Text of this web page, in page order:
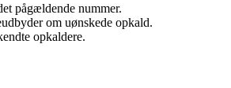
pågældende nummer.
om uønskede opkald.
opkaldere.